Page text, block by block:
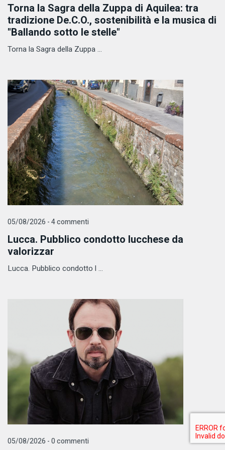
Torna la Sagra della Zuppa di Aquilea: tra
tradizione De.C.O., sostenibilità e la musica di
"Ballando sotto le stelle"
Torna la Sagra della Zuppa ...
05/08/2026 - 4 commenti
Lucca. Pubblico condotto lucchese da
valorizzar
Lucca. Pubblico condotto l ...
05/08/2026 - 0 commenti